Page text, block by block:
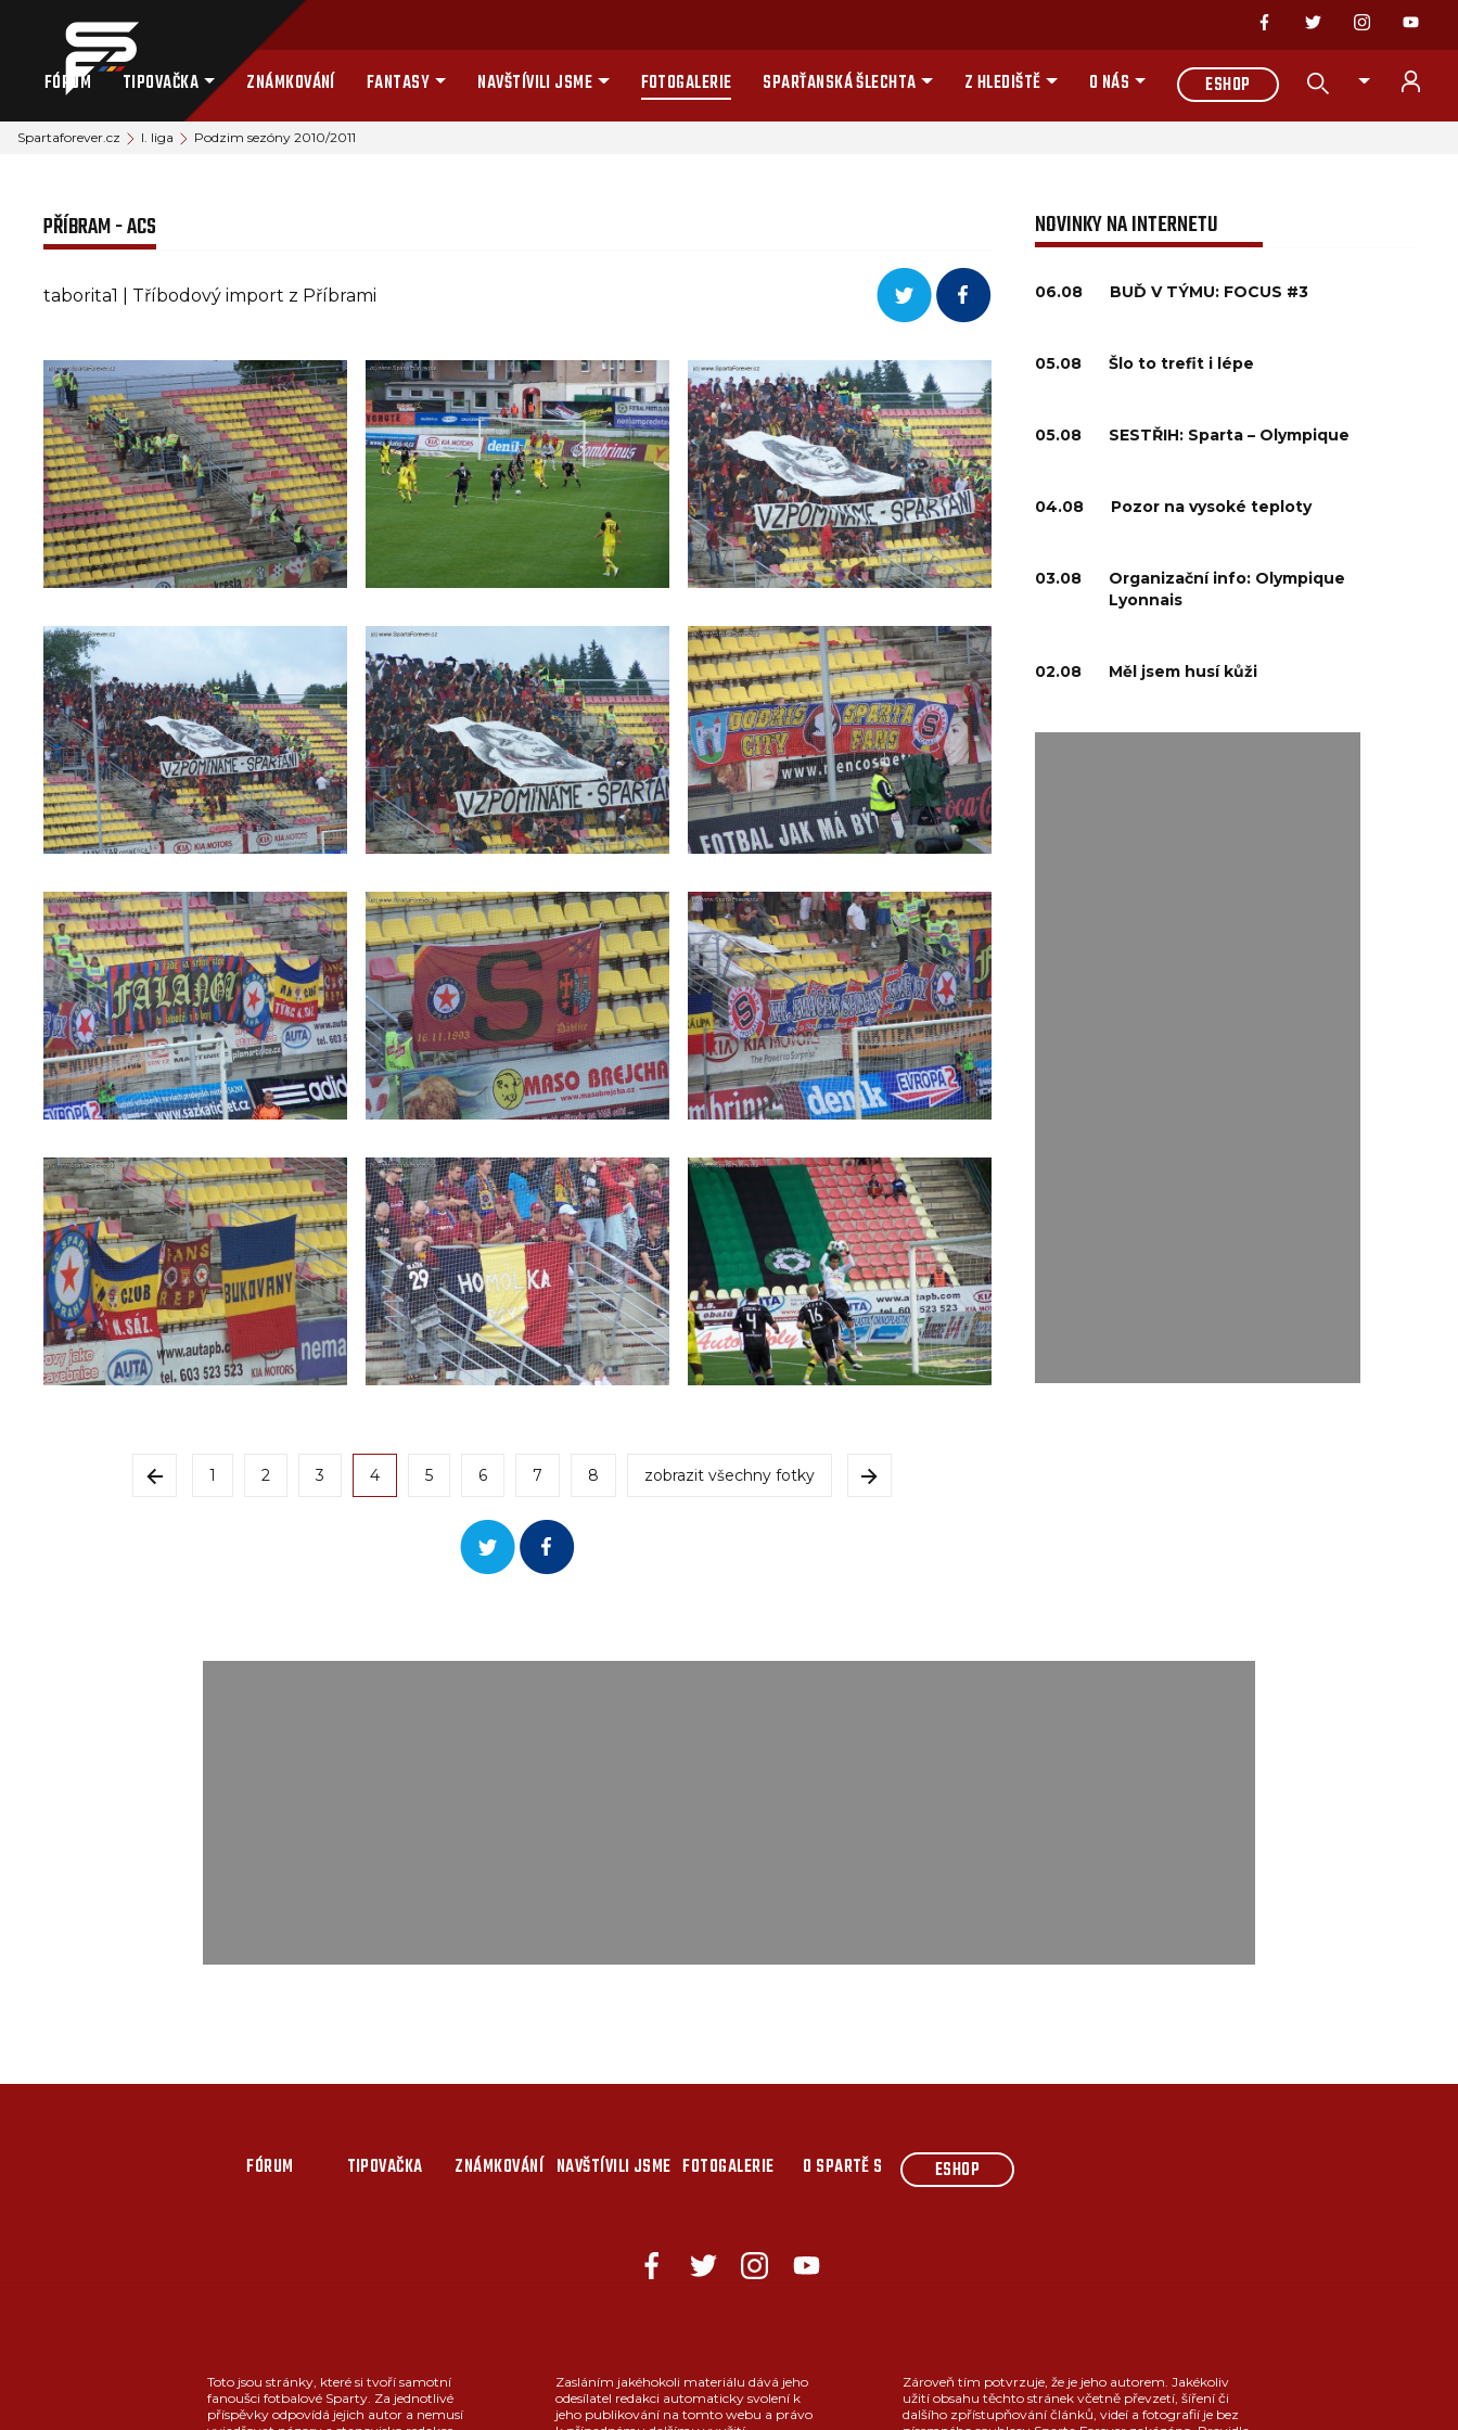
FÓRUM TIPOVAČKA ZNÁMKOVÁNÍ FANTASY NAVŠTÍVILI JSME FOTOGALERIE SPARŤANSKÁ ŠLECHTA Z HLEDIŠTĚ O NÁS ESHOP
Spartaforever.cz I. liga Podzim sezóny 2010/2011
PŘÍBRAM - ACS
taborita1 | Tříbodový import z Příbrami
1 2 3 4 5 6 7 8 zobrazit všechny fotky
NOVINKY NA INTERNETU
06.08 BUĎ V TÝMU: FOCUS #3
05.08 Šlo to trefit i lépe
05.08 SESTŘIH: Sparta – Olympique
04.08 Pozor na vysoké teploty
03.08
Organizační info: Olympique
Lyonnais
02.08 Měl jsem husí kůži
FÓRUM TIPOVAČKA ZNÁMKOVÁNÍ NAVŠTÍVILI JSME FOTOGALERIE O SPARTĚ S ESHOP
Toto jsou stránky, které si tvoří samotní
fanoušci fotbalové Sparty. Za jednotlivé
příspěvky odpovídá jejich autor a nemusí
Zasláním jakéhokoli materiálu dává jeho
odesílatel redakci automaticky svolení k
jeho publikování na tomto webu a právo
Zároveň tím potvrzuje, že je jeho autorem. Jakékoliv
užití obsahu těchto stránek včetně převzetí, šíření či
dalšího zpřístupňování článků, videí a fotografií je bez